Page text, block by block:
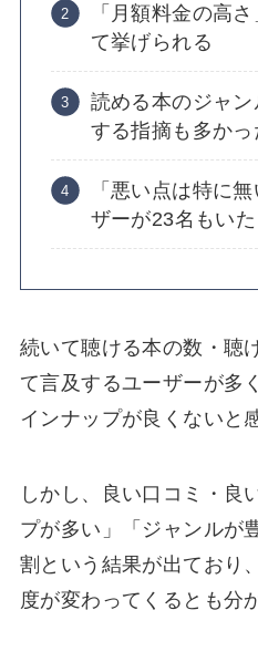
「月額料金の高
て挙げられる
読める本のジャ
する指摘も多かっ
「悪い点は特に
ザーが23名もいた
続いて聴ける本の数・聴
て言及するユーザーが多
インナップが良くないと
しかし、良い口コミ・良
プが多い」「ジャンルが
割という結果が出ており
度が変わってくるとも分